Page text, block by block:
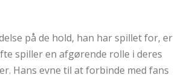
på de hold, han har spillet for, er
spiller en afgørende rolle i deres
Hans evne til at forbinde med fans